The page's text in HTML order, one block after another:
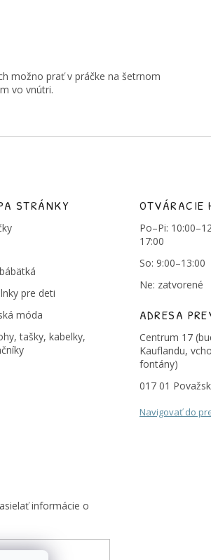
možno prať v práčke na šetrnom
vo vnútri.
STRÁNKY
pre deti
móda
tašky, kabelky,
OTVÁRACIE
Po–Pi:
17:00
So: 9:00–13:00
Ne: zatvorené
ADRESA
Centrum 17
Kauflandu,
fontány)
017 01
Navigovať do
informácie o